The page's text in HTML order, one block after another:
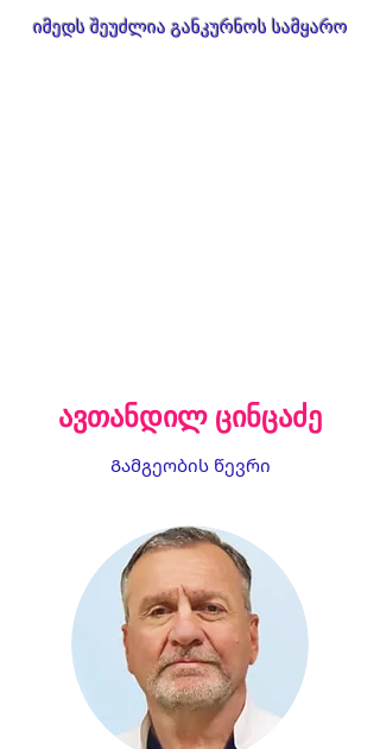
იმედს შეუძლია განკურნოს სამყარო
ავთანდილ ცინცაძე
Გამგეობის წევრი